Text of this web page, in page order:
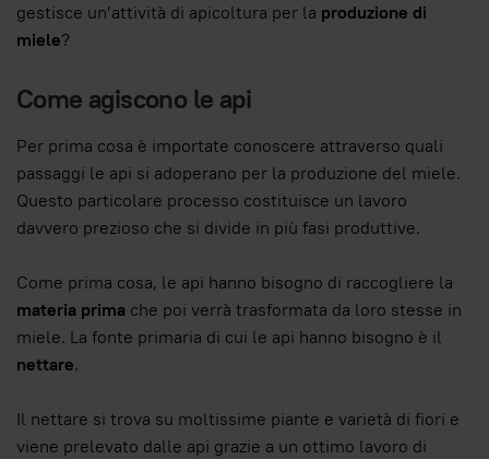
gestisce un’attività di apicoltura per la produzione di
miele?
Come agiscono le api
Per prima cosa è importate conoscere attraverso quali
passaggi le api si adoperano per la produzione del miele.
Questo particolare processo costituisce un lavoro
davvero prezioso che si divide in più fasi produttive.
Come prima cosa, le api hanno bisogno di raccogliere la
materia prima che poi verrà trasformata da loro stesse in
miele. La fonte primaria di cui le api hanno bisogno è il
nettare.
Il nettare si trova su moltissime piante e varietà di fiori e
viene prelevato dalle api grazie a un ottimo lavoro di